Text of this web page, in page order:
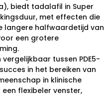
biedt tadalafil in Super
met effecten die
langere halfwaardetijd van
een grotere
tussen PDE5-
in het bereiken van
in klinische
flexibeler venster,